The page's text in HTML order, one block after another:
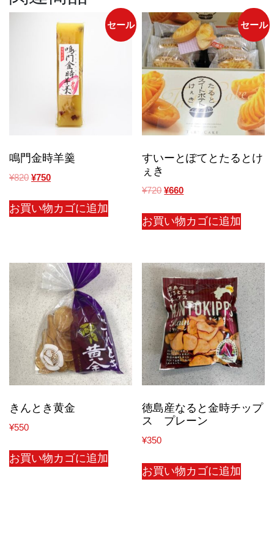
個
セール
鳴門金時羊羹
¥820 ¥750
お買い物カゴに追加
セール
すいーとぽてとたるとけ
ぇき
¥720 ¥660
お買い物カゴに追加
きんとき黄金
¥550
お買い物カゴに追加
徳島産なると金時チップ
ス プレーン
¥350
お買い物カゴに追加